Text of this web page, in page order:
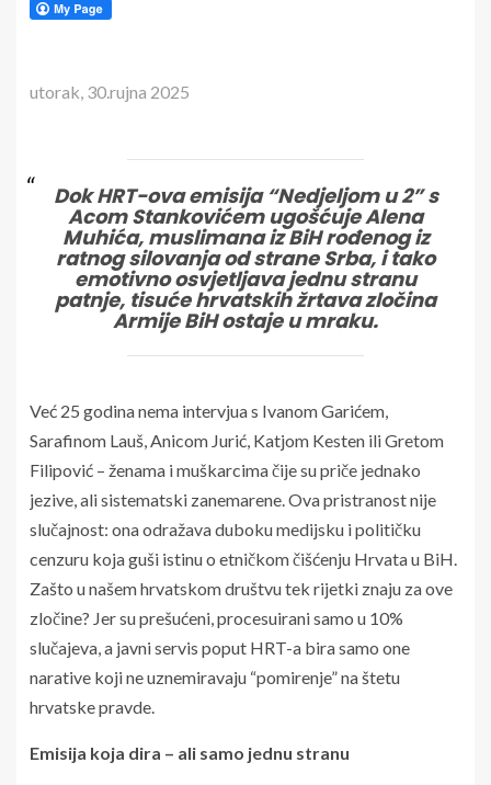
utorak, 30.rujna 2025
Dok HRT-ova emisija “Nedjeljom u 2” s
Acom Stankovićem ugošćuje Alena
Muhića, muslimana iz BiH rođenog iz
ratnog silovanja od strane Srba, i tako
emotivno osvjetljava jednu stranu
patnje, tisuće hrvatskih žrtava zločina
Armije BiH ostaje u mraku.
Već 25 godina nema intervjua s Ivanom Garićem,
Sarafinom Lauš, Anicom Jurić, Katjom Kesten ili Gretom
Filipović – ženama i muškarcima čije su priče jednako
jezive, ali sistematski zanemarene. Ova pristranost nije
slučajnost: ona odražava duboku medijsku i političku
cenzuru koja guši istinu o etničkom čišćenju Hrvata u BiH.
Zašto u našem hrvatskom društvu tek rijetki znaju za ove
zločine? Jer su prešućeni, procesuirani samo u 10%
slučajeva, a javni servis poput HRT-a bira samo one
narative koji ne uznemiravaju “pomirenje” na štetu
hrvatske pravde.
Emisija koja dira – ali samo jednu stranu